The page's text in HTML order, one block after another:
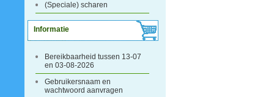
(Speciale) scharen
Informatie
Bereikbaarheid tussen 13-07
en 03-08-2026
Gebruikersnaam en
wachtwoord aanvragen